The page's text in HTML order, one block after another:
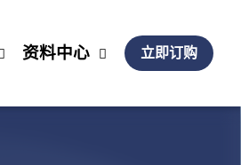
简体中文 立即订购